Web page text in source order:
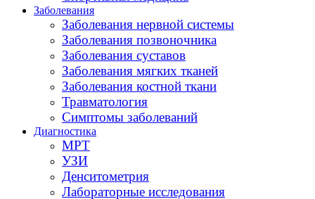
Заболевания
Заболевания нервной системы
Заболевания позвоночника
Заболевания суставов
Заболевания мягких тканей
Заболевания костной ткани
Травматология
Симптомы заболеваний
Диагностика
МРТ
УЗИ
Денситометрия
Лабораторные исследования